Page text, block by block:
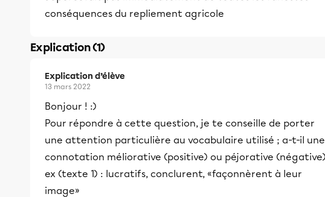
conséquences du repliement agricole
Explication (1)
Explication d’élève
13 mars 2022
Bonjour ! :)
Pour répondre à cette question, je te conseille de porter
une attention particulière au vocabulaire utilisé ; a-t-il une
connotation méliorative (positive) ou péjorative
ex (texte 1) : lucratifs, conclurent, «façonnèrent à leur
image»